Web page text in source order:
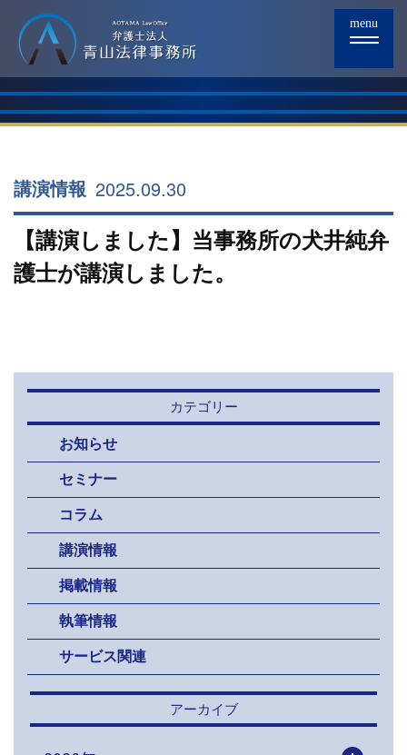
menu
講演情報 2025.09.30
【講演しました】当事務所の犬井純弁
護士が講演しました。
カテゴリー
お知らせ
セミナー
コラム
講演情報
掲載情報
執筆情報
サービス関連
アーカイブ